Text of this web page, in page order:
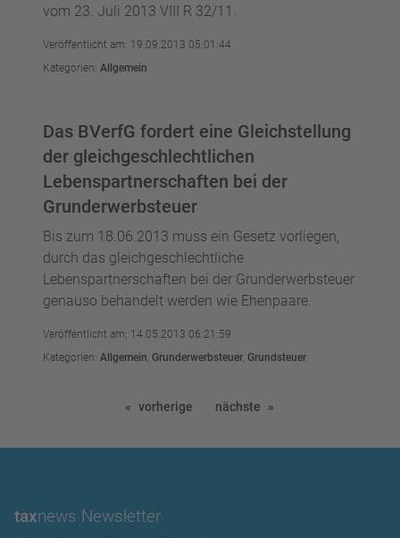
vom 23. Juli 2013 VIII R 32/11.
Veröffentlicht am: 19.09.2013 05:01:44
Kategorien: Allgemein
Das BVerfG fordert eine Gleichstellung
der gleichgeschlechtlichen
Lebenspartnerschaften bei der
Grunderwerbsteuer
Bis zum 18.06.2013 muss ein Gesetz vorliegen,
durch das gleichgeschlechtliche
Lebenspartnerschaften bei der Grunderwerbsteuer
genauso behandelt werden wie Ehenpaare.
Veröffentlicht am: 14.05.2013 06:21:59
Kategorien: Allgemein, Grunderwerbsteuer, Grundsteuer
vorherige nächste
taxnews Newsletter